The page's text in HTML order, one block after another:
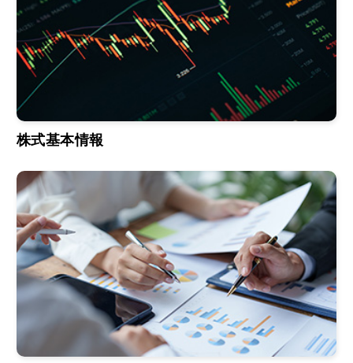
株式基本情報